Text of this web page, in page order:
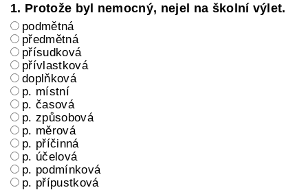
1. Protože byl nemocný, nejel na školní výlet.
podmětná
předmětná
přísudková
přívlastková
doplňková
p. místní
p. časová
p. způsobová
p. měrová
p. příčinná
p. účelová
p. podmínková
p. přípustková